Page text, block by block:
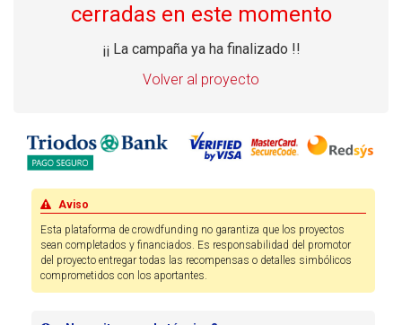
cerradas en este momento
¡¡ La campaña ya ha finalizado !!
Volver al proyecto
Aviso
Esta plataforma de crowdfunding no garantiza que los proyectos
sean completados y financiados. Es responsabilidad del promotor
del proyecto entregar todas las recompensas o detalles simbólicos
comprometidos con los aportantes.